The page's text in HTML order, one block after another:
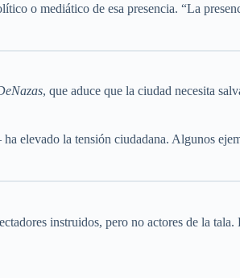
o mediático de esa presencia. “La
, que aduce que la ciudad necesita
la tensión ciudadana. Algunos
instruidos, pero no actores de la